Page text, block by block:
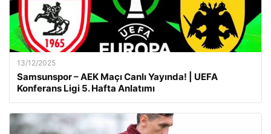
13/12/2025
Samsunspor – AEK Maçı Canlı Yayında! | UEFA
Konferans Ligi 5. Hafta Anlatımı